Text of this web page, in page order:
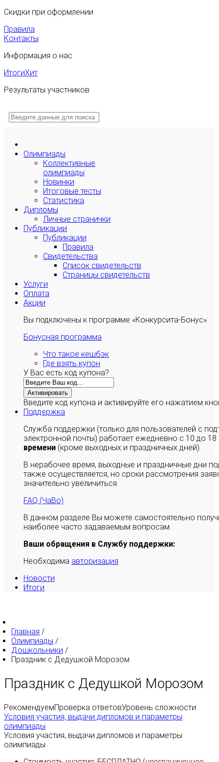
Скидки при оформлении
Правила
Контакты
Информация о нас
ИтогиХит
Результаты участников
Олимпиады
Коллективные
олимпиады
Новинки
Итоговые тесты
Статистика
Дипломы
Личные странички
Публикации
Публикации
Правила
Свидетельства
Список свидетельств
Страницы свидетельств
Услуги
Оплата
Акции
Вы подключены к программе «Конкурсита-Бонус»:
Бонусная программа
Что такое кешбэк
Где взять купон
У Вас есть код купона?
Активировать
Введите код купона и активируйте его нажатием
Поддержка
Служба поддержки (только для пользователей с
электронной почты) работает ежедневно с 10 до
времени (кроме выходных и праздничных дней).
В нерабочее время, выходные и праздничные дни
также осуществляется, но сроки рассмотрения
значительно увеличиться.
FAQ (ЧаВо)
В данном разделе Вы можете самостоятельно
наиболее часто задаваемым вопросам.
Ваши обращения в Службу поддержки:
Необходима авторизация
Новости
Итоги
Главная /
Олимпиады /
Дошкольники /
Праздник с Дедушкой Морозом
Праздник с Дедушкой Морозом
РекомендуемПроверка ответовУровень сложности:
Условия участия, выдачи дипломов и параметры
олимпиады
Условия участия, выдачи дипломов и параметры
олимпиады